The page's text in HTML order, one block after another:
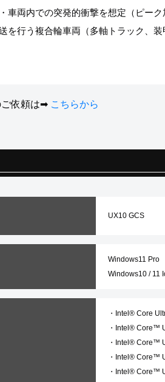
車両内での突発的衝撃を想定（ピー
を行う複合輪車両（多軸トラック、
ご依頼は➡ こちらから
UX10 GCS
Windows11 Pro
Windows10 / 11
・Intel® Core
・Intel® Core™
・Intel® Core™
・Intel® Core™
・Intel® Core™